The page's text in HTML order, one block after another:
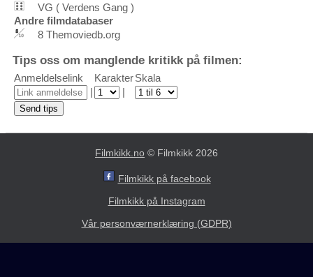
VG ( Verdens Gang )
Andre filmdatabaser
8 Themoviedb.org
Tips oss om manglende kritikk på filmen:
Anmeldelselink KarakterSkala
|
|
Filmkikk.no © Filmkikk 2026
Filmkikk på facebook
Filmkikk på Instagram
Vår personværnerklæring (GDPR)